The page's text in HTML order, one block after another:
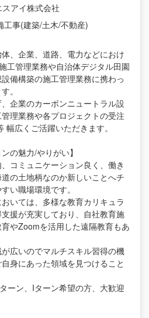
アイ株式会社
工事(建築/土木/不動産)
、企業、道路、電力などにおけ
工管理業務や自治体デジタル田園
備構築の施工管理業務に携わっ
。
企業のカーボンニュートラル設
理業務や各プロジェクトの受注
幅広くご活躍いただきます。
の魅力/やりがい】
コミュニケーション良く、働き
の土地柄なのか新しいことへチ
い職場環境です。
いては、多様な教育カリキュラ
援が充実しており、自社教育施
やZoomを活用した遠隔教育もあ
広いのでマルチスキル習得の機
身にあった領域を見つけること
ーン、Iターン希望の方、大歓迎